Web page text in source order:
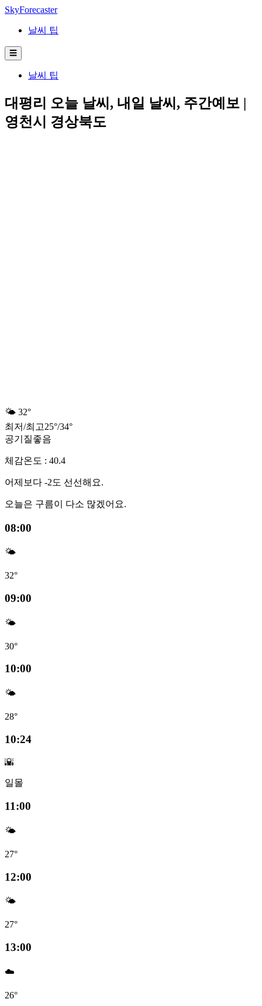
SkyForecaster
날씨 팁
☰
날씨 팁
대평리 오늘 날씨, 내일 날씨, 주간예보 |
영천시 경상북도
🌤️ 32°
최저/최고25°/34°
공기질좋음
체감온도 : 40.4
어제보다 -2도 선선해요.
오늘은 구름이 다소 많겠어요.
08:00
🌤️
32°
09:00
🌤️
30°
10:00
🌤️
28°
10:24
🌇
일몰
11:00
🌤️
27°
12:00
🌤️
27°
13:00
☁️
26°